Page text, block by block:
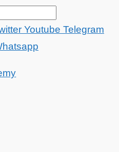
Youtube Telegram